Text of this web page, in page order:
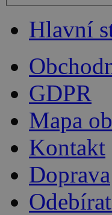
Hlavní
GDPR
Mapa
Kontakt
Doprava